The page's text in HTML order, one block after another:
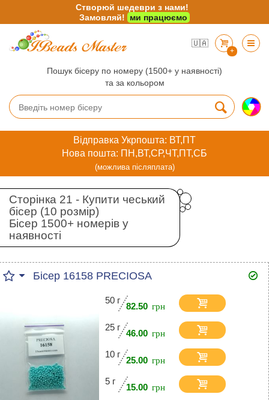
🇺🇦
+
Пошук бісеру по номеру (1500+ у наявності)
та за кольором
Відправка Укрпошта: ВТ,ПТ
Нова пошта: ПН,ВТ,СР,ЧТ,ПТ,СБ
(можлива післяплата)
Сторінка 21 - Купити чеський
бісер (10 розмір)
Бісер 1500+ номерів у
наявності
Бісер 16158 PRECIOSA
50 г
82.50
25 г
46.00
10 г
25.00
5 г
15.00
Створюй шедеври з нами!
Замовляй!
ми працюємо